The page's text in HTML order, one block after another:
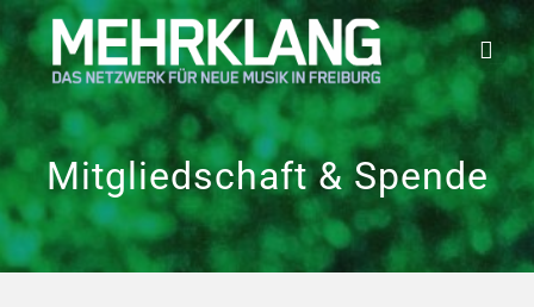
Zum
Inhalt
springen
Mitgliedschaft & Spende